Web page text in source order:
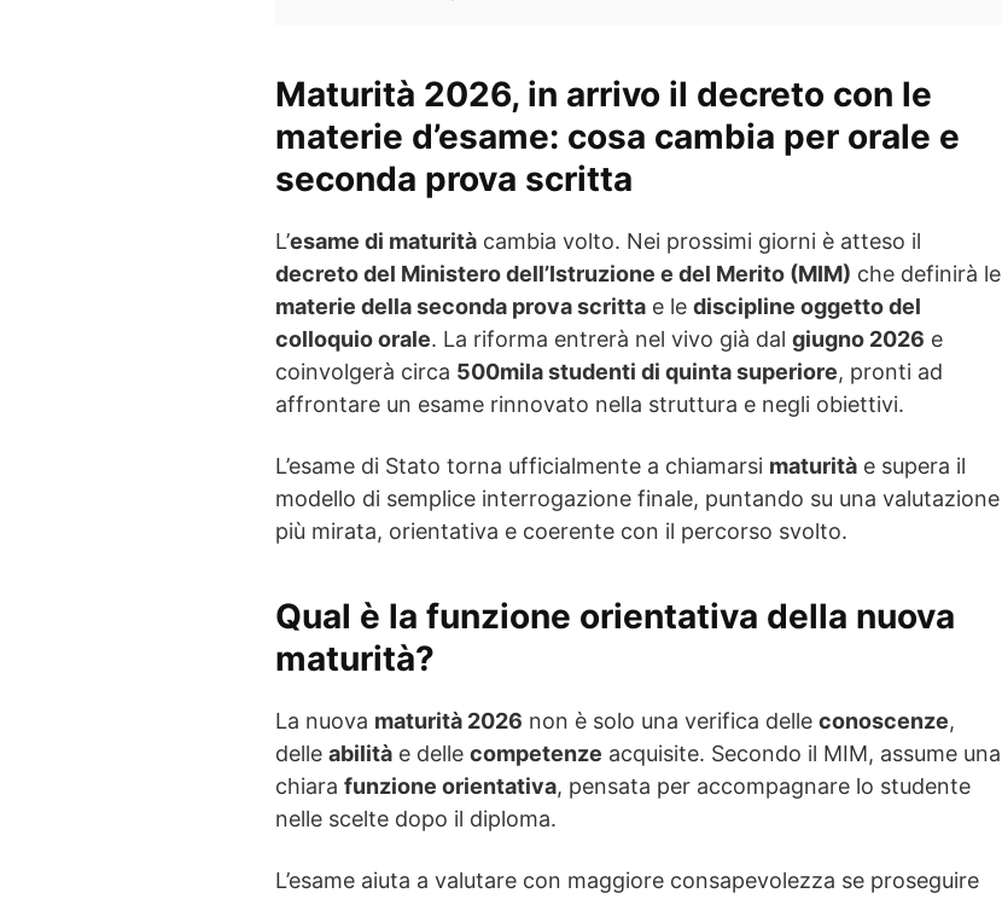
Maturità 2026, in arrivo il decreto con le
materie d’esame: cosa cambia per orale e
seconda prova scritta
L’esame di maturità cambia volto. Nei prossimi giorni è atteso il
decreto del Ministero dell’Istruzione e del Merito (MIM) che definirà le
materie della seconda prova scritta e le discipline oggetto del
colloquio orale. La riforma entrerà nel vivo già dal giugno 2026 e
coinvolgerà circa 500mila studenti di quinta superiore, pronti ad
affrontare un esame rinnovato nella struttura e negli obiettivi.
L’esame di Stato torna ufficialmente a chiamarsi maturità e supera il
modello di semplice interrogazione finale, puntando su una valutazione
più mirata, orientativa e coerente con il percorso svolto.
Qual è la funzione orientativa della nuova
maturità?
La nuova maturità 2026 non è solo una verifica delle conoscenze,
delle abilità e delle competenze acquisite. Secondo il MIM, assume una
chiara funzione orientativa, pensata per accompagnare lo studente
nelle scelte dopo il diploma.
L’esame aiuta a valutare con maggiore consapevolezza se proseguire